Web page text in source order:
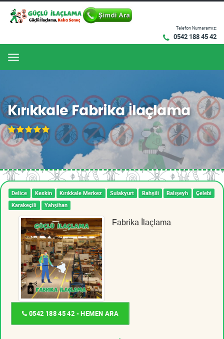
Telefon Numaramız:
0542 188 45 42
Menu
Kırıkkale Fabrika İlaçlama
Delice Keskin Kırıkkale Merkez Sulakyurt Bahşili Balışeyh
Çelebi
Karakeçili
Yahşihan
Fabrika İlaçlama
0542 188 45 42 - HEMEN ARA